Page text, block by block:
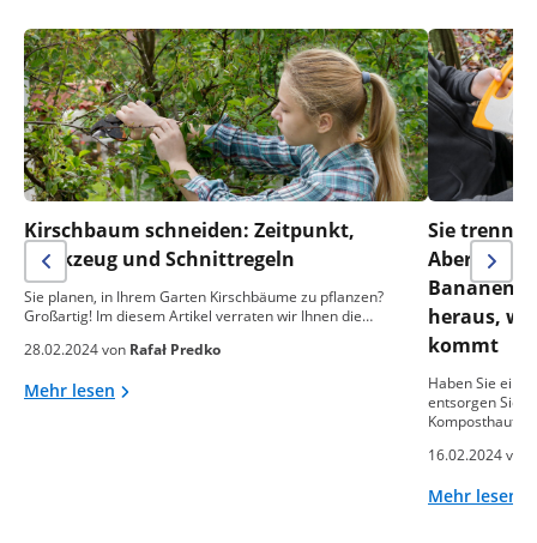
Kirschbaum schneiden: Zeitpunkt,
Werkzeug und Schnittregeln
Sie planen, in Ihrem Garten Kirschbäume zu pflanzen?
Großartig! Im diesem Artikel verraten wir Ihnen die…
28.02.2024 von Rafał Predko
Mehr lesen
Sie
Aber was
heraus,
kommt
Haben Sie
entsorgen Sie
16.02.2024 von
Mehr lesen